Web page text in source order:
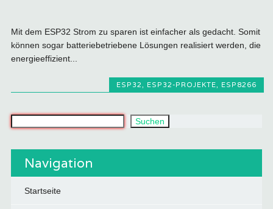
Mit dem ESP32 Strom zu sparen ist einfacher als gedacht. Somit
können sogar batteriebetriebene Lösungen realisiert werden, die
energieeffizient...
ESP32, ESP32-PROJEKTE, ESP8266
Suchen
Navigation
Startseite